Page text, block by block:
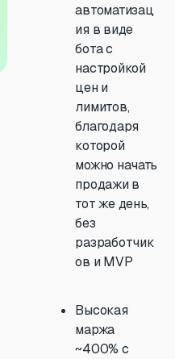
автоматизац
ия в виде
бота с
настройкой
цен и
лимитов,
благодаря
которой
можно начать
продажи в
тот же день,
без
разработчик
ов и MVP
Высокая
маржа
~400% с